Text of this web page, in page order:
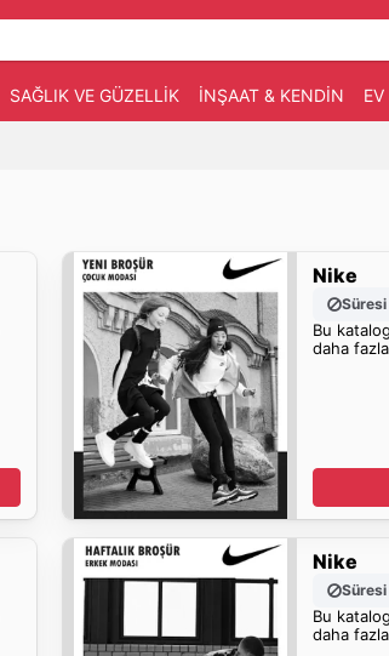
SAĞLIK VE GÜZELLIK İNŞAAT & KENDIN
Nike
Bu
daha
Nike
Bu
daha